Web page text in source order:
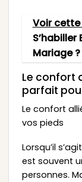
Voir
S’habiller
Mariage ?
Le confort
parfait
Le confort
vos pieds
Lorsqu’il
est souvent
personnes.